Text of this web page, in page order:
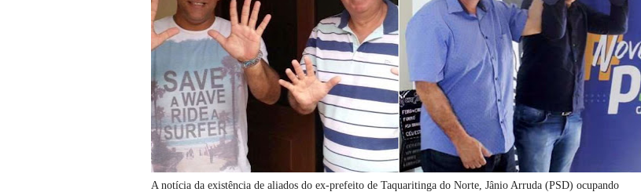
A notícia da existência de aliados do ex-prefeito de Taquaritinga do Norte, Jânio Arruda (PSD) ocupando